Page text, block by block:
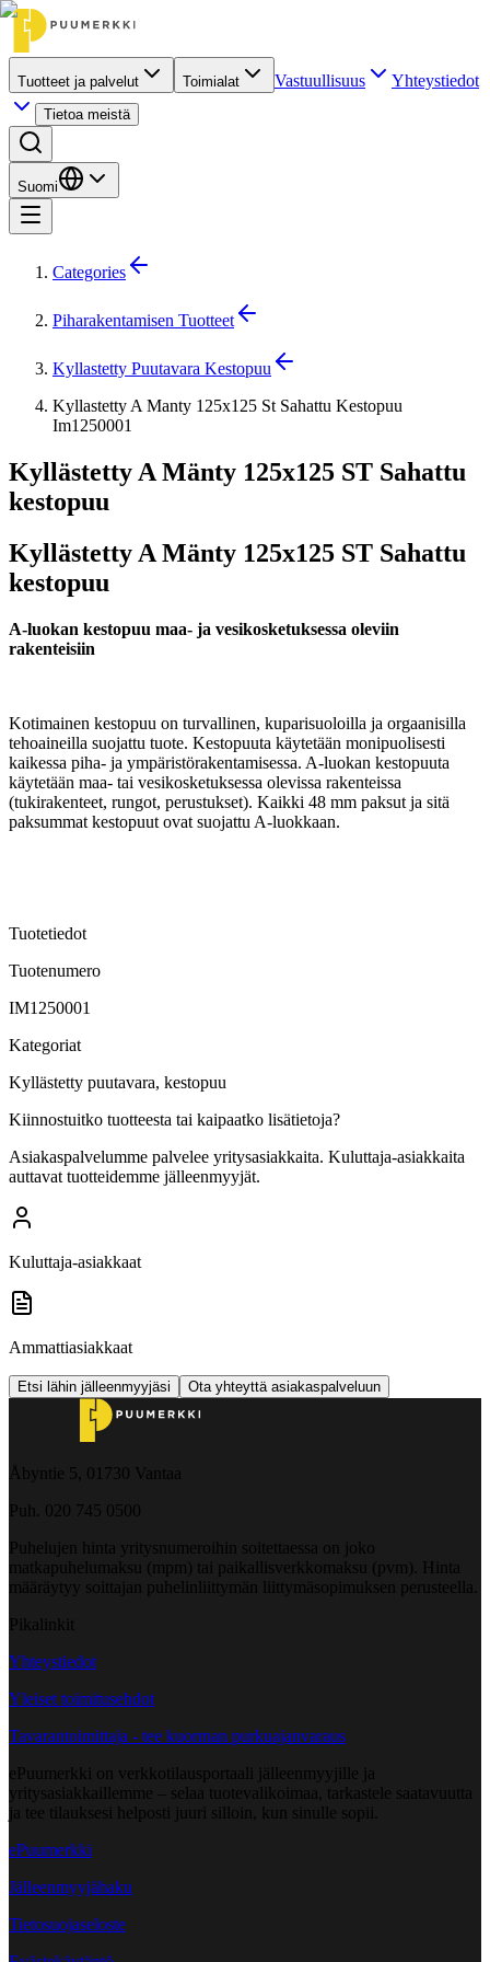
Tuotteet ja palvelut Toimialat Vastuullisuus Yhteystiedot
Tietoa meistä
Suomi
Categories
Piharakentamisen Tuotteet
Kyllastetty Puutavara Kestopuu
Kyllastetty A Manty 125x125 St Sahattu Kestopuu
Im1250001
Kyllästetty A Mänty 125x125 ST Sahattu
kestopuu
Kyllästetty A Mänty 125x125 ST Sahattu
kestopuu
A-luokan kestopuu maa- ja vesikosketuksessa oleviin
rakenteisiin
Kotimainen kestopuu on turvallinen, kuparisuoloilla ja orgaanisilla
tehoaineilla suojattu tuote. Kestopuuta käytetään monipuolisesti
kaikessa piha- ja ympäristörakentamisessa. A-luokan kestopuuta
käytetään maa- tai vesikosketuksessa olevissa rakenteissa
(tukirakenteet, rungot, perustukset). Kaikki 48 mm paksut ja sitä
paksummat kestopuut ovat suojattu A-luokkaan.
Tuotetiedot
Tuotenumero
IM1250001
Kategoriat
Kyllästetty puutavara, kestopuu
Kiinnostuitko tuotteesta tai kaipaatko lisätietoja?
Asiakaspalvelumme palvelee yritysasiakkaita. Kuluttaja-asiakkaita
auttavat tuotteidemme jälleenmyyjät.
Kuluttaja-asiakkaat
Ammattiasiakkaat
Etsi lähin jälleenmyyjäsi Ota yhteyttä asiakaspalveluun
Åbyntie 5, 01730 Vantaa
Puh. 020 745 0500
Puhelujen hinta yritysnumeroihin soitettaessa on joko
matkapuhelumaksu (mpm) tai paikallisverkkomaksu (pvm). Hinta
määräytyy soittajan puhelinliittymän liittymäsopimuksen perusteella.
Pikalinkit
Yhteystiedot
Yleiset toimitusehdot
Tavarantoimittaja - tee kuorman purkuajanvaraus
ePuumerkki on verkkotilausportaali jälleenmyyjille ja
yritysasiakkaillemme – selaa tuotevalikoimaa, tarkastele saatavuutta
ja tee tilauksesi helposti juuri silloin, kun sinulle sopii.
ePuumerkki
Jälleenmyyjähaku
Tietosuojaseloste